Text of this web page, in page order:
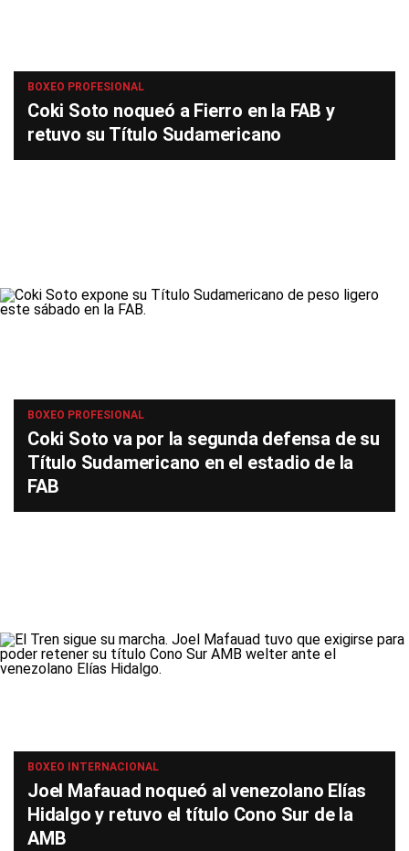
BOXEO PROFESIONAL
Coki Soto noqueó a Fierro en la FAB y
retuvo su Título Sudamericano
BOXEO PROFESIONAL
Coki Soto va por la segunda defensa de su
Título Sudamericano en el estadio de la
FAB
BOXEO INTERNACIONAL
Joel Mafauad noqueó al venezolano Elías
Hidalgo y retuvo el título Cono Sur de la
AMB